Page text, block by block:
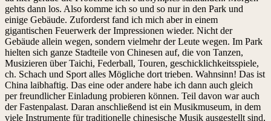
gehts dann los. Also komme ich so und so nur in den Park und
einige Gebäude. Zuforderst fand ich mich aber in einem
gigantischen Feuerwerk der Impressionen wieder. Nicht der
Gebäude allein wegen, sondern vielmehr der Leute wegen. Im Park
hielten sich ganze Stadteile von Chinesen auf, die von Tanzen,
Musizieren über Taichi, Federball, Touren, geschicklichkeitsspiele,
ch. Schach und Sport alles Mögliche dort trieben. Wahnsinn! Das ist
China laibhaftig. Das eine oder andere habe ich dann auch gleich
per freundlicher Einladung probieren können. Teil davon war auch
der Fastenpalast. Daran anschließend ist ein Musikmuseum, in dem
viele Instrumente für traditionelle chinesische Musik ausgestellt sind,